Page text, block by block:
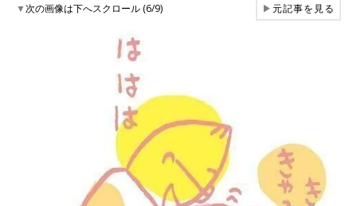
▼次の画像は下へスクロール (6/9) ▶元記事を見る